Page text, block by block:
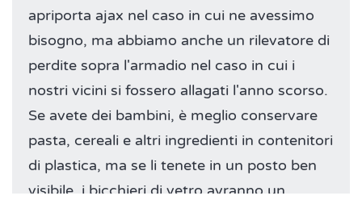
apriporta ajax nel caso in cui ne avessimo
bisogno, ma abbiamo anche un rilevatore di
perdite sopra l'armadio nel caso in cui i
nostri vicini si fossero allagati l'anno scorso.
Se avete dei bambini, è meglio conservare
pasta, cereali e altri ingredienti in contenitori
di plastica, ma se li tenete in un posto ben
visibile, i bicchieri di vetro avranno un